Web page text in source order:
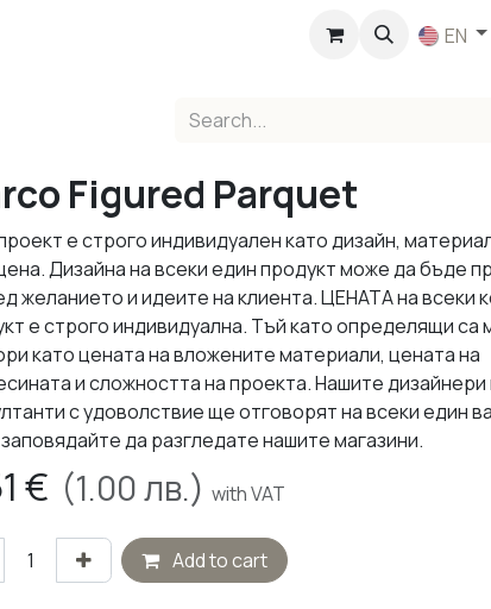
EN
Figured Parquet
е строго индивидуален като дизайн,
Дизайна на всеки един продукт може да бъде
желанието и идеите на клиента. ЦЕНАТА на всеки
е строго индивидуална. Тъй като определящи са
като цената на вложените материали, цената на
и сложността на проекта. Нашите дизайнери
с удоволствие ще отговорят на всеки един
да разгледате нашите магазини.
€ (1.00лв.) with VAT
Add to cart